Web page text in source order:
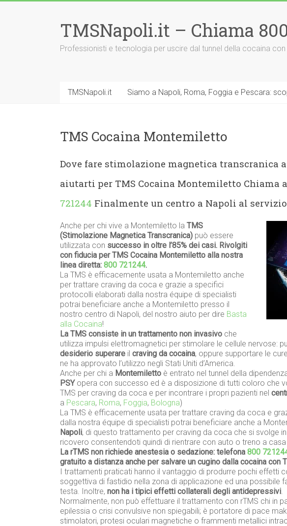
TMSNapoli.it – Chiama
Professionisti e tecnologia per uscire dal tunnel della cocaina
TMSNapoli.it Siamo a Napoli, Roma, Foggia e Pescara:
TMS Cocaina Montemiletto
Dove fare stimolazione magnetica transcranica
aiutarti per TMS Cocaina Montemiletto Chiama
721244 Finalmente un centro a Napoli al
Anche per chi vive a Montemiletto la TMS
(Stimolazione Magnetica Transcranica) può essere
utilizzata con successo in oltre l’85% dei casi. Rivolgiti
con fiducia per TMS Cocaina Montemiletto alla nostra
linea diretta: 800 721244.
La TMS è efficacemente usata a Montemiletto anche
per trattare craving da coca e grazie a specifici
protocolli elaborati dalla nostra équipe di specialisti
potrai beneficiare anche a Montemiletto presso il
nostro centro di Napoli, del nostro aiuto per dire Basta
alla Cocaina!
La TMS consiste in un trattamento non invasivo che
utilizza impulsi elettromagnetici per stimolare le cellule nervose:
desiderio superare il craving da cocaina, oppure supportare le
ne ha approvato l’utilizzo negli Stati Uniti d’America.
Anche per chi a Montemiletto è entrato nel tunnel della
PSYopera con successo ed è a disposizione di tutti coloro che
TMS per craving da coca e per incontrare i propri pazienti nel
a Pescara, Roma, Foggia, Bologna)
La TMS è efficacemente usata per trattare craving da coca e
dalla nostra équipe di specialisti potrai beneficiare anche a
Napoli, di questo trattamento per craving da coca che si svolge
ricovero consentendoti quindi di rientrare con auto o treno a
La rTMS non richiede anestesia o sedazione: telefona 800
gratuito a distanza anche per salvare un cugino dalla cocaina con
I trattamenti praticati hanno il vantaggio di produrre pochi effetti
soggettiva di fastidio nella zona di applicazione ed una possibile
testa. Inoltre, non ha i tipici effetti collaterali degli antidepressivi.
Normalmente, non può effettuare il trattamento con rTMS chi in
epilessia o crisi convulsive non spiegabili; è portatore di pace
stimolatori, protesi oculari magnetiche o frammenti metallici